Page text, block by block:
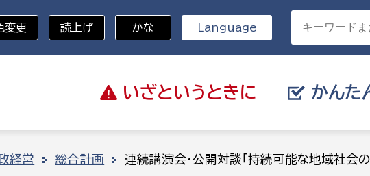
いざと いうときに かんた
分野を選択 目的を
変更 読上げ かな Language
経営 総合計画 連続講演会・公開対談「持続可能な地域社会